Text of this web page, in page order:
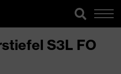
S3L FO